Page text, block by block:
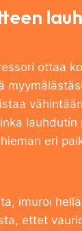
ottaa
lauhdutin
eri
imuroi
ettet